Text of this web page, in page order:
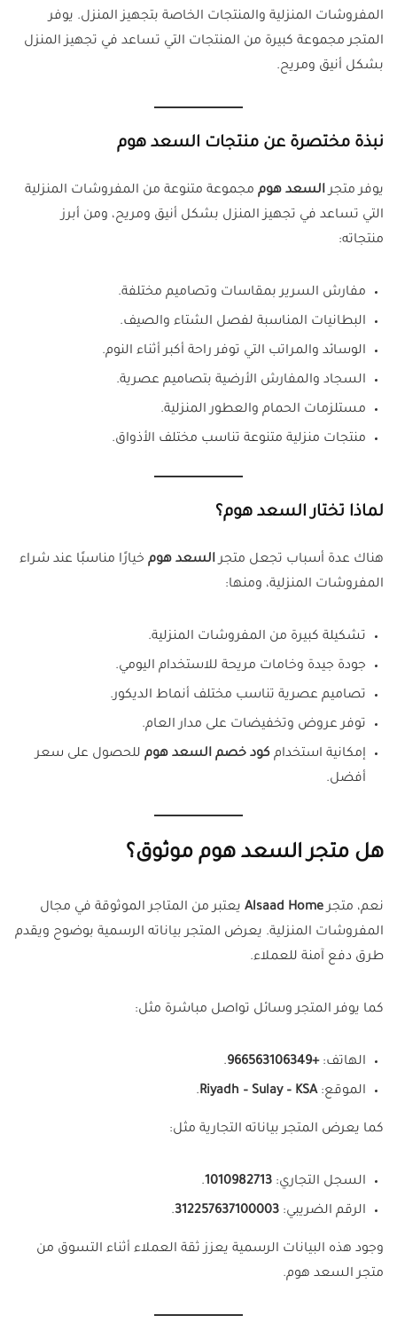
المفروشات المنزلية والمنتجات الخاصة بتجهيز المنزل. يوفر
المتجر مجموعة كبيرة من المنتجات التي تساعد في تجهيز المنزل
بشكل أنيق ومريح.
نبذة مختصرة عن منتجات السعد هوم
يوفر متجرالسعد هوم مجموعة متنوعة من المفروشات المنزلية
التي تساعد في تجهيز المنزل بشكل أنيق ومريح، ومن أبرز
منتجاته:
مفارش السرير بمقاسات وتصاميم مختلفة.
البطانيات المناسبة لفصل الشتاء والصيف.
الوسائد والمراتب التي توفر راحة أكبر أثناء النوم.
السجاد والمفارش الأرضية بتصاميم عصرية.
مستلزمات الحمام والعطور المنزلية.
منتجات منزلية متنوعة تناسب مختلف الأذواق.
لماذا تختار السعد هوم؟
هناك عدة أسباب تجعل متجرالسعد هوم خيارًا مناسبًا عند شراء
المفروشات المنزلية، ومنها:
تشكيلة كبيرة من المفروشات المنزلية.
جودة جيدة وخامات مريحة للاستخدام اليومي.
تصاميم عصرية تناسب مختلف أنماط الديكور.
توفر عروض وتخفيضات على مدار العام.
إمكانية استخدام كود خصم السعد هوم للحصول على سعر
أفضل.
هل متجر السعد هوم موثوق؟
نعم، متجرAlsaad Home يعتبر من المتاجر الموثوقة في مجال
المفروشات المنزلية. يعرض المتجر بياناته الرسمية بوضوح ويقدم
طرق دفع آمنة للعملاء.
كما يوفر المتجر وسائل تواصل مباشرة مثل:
الهاتف:+966563106349
.
الموقع:Riyadh – Sulay – KSA
.
كما يعرض المتجر بياناته التجارية مثل:
السجل التجاري: 1010982713
.
الرقم الضريبي: 312257637100003
.
وجود هذه البيانات الرسمية يعزز ثقة العملاء أثناء التسوق من
متجر السعد هوم.